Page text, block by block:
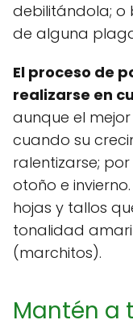
debilitándola; o
de alguna
El proceso de
realizarse en
aunque el
cuando su
ralentizarse;
otoño e
hojas y tallos
tonalidad
(marchitos).
Mantén a